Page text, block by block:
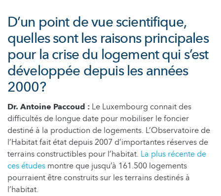
D’un point de vue scientifique,
quelles sont les raisons principales
pour la crise du logement qui s’est
développée depuis les années
2000?
Dr. Antoine Paccoud : Le Luxembourg connait des
difficultés de longue date pour mobiliser le foncier
destiné à la production de logements. L’Observatoire de
l’Habitat fait état depuis 2007 d’importantes réserves de
terrains constructibles pour l’habitat. La plus récente de
ces études montre que jusqu’à 161.500 logements
pourraient être construits sur les terrains destinés à
l’habitat.